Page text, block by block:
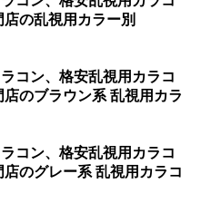
の乱視用カラー別
コン、格安乱視用カラコ
のブラウン系 乱視用カラ
コン、格安乱視用カラコ
のグレー系 乱視用カラコ